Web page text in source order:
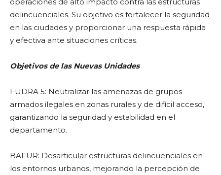
delincuenciales. Su objetivo es fortalecer la seguridad
en las ciudades y proporcionar una respuesta rápida
y efectiva ante situaciones críticas.
Objetivos de las Nuevas Unidades
FUDRA 5: Neutralizar las amenazas de grupos
armados ilegales en zonas rurales y de difícil acceso,
garantizando la seguridad y estabilidad en el
departamento.
BAFUR: Desarticular estructuras delincuenciales en
los entornos urbanos, mejorando la percepción de